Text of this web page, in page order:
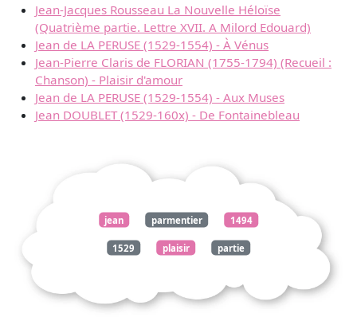
Jean-Jacques Rousseau La Nouvelle Héloïse
(Quatrième partie. Lettre XVII. A Milord Edouard)
Jean de LA PERUSE (1529-1554) - À Vénus
Jean-Pierre Claris de FLORIAN (1755-1794) (Recueil :
Chanson) - Plaisir d'amour
Jean de LA PERUSE (1529-1554) - Aux Muses
Jean DOUBLET (1529-160x) - De Fontainebleau
jean parmentier 1494
1529 plaisir partie